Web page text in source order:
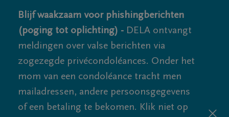
Blijf waakzaam voor phishingberichten
(poging tot oplichting) - DELA ontvangt
meldingen over valse berichten via
zogezegde privécondoléances. Onder het
mom van een condoléance tracht men
mailadressen, andere persoonsgegevens
of een betaling te bekomen. Klik niet op